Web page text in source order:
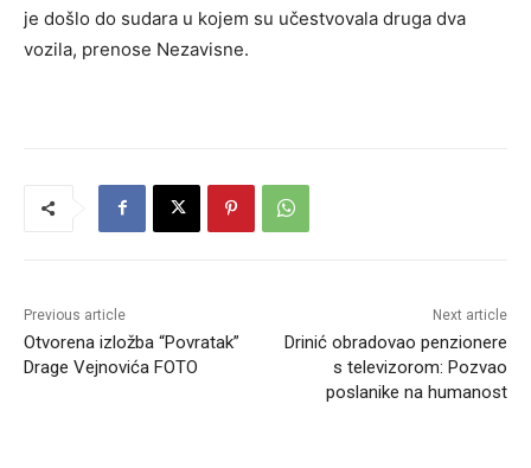
je došlo do sudara u kojem su učestvovala druga dva
vozila, prenose Nezavisne.
Previous article
Otvorena izložba “Povratak”
Drage Vejnovića FOTO
Next article
Drinić obradovao penzionere
s televizorom: Pozvao
poslanike na humanost